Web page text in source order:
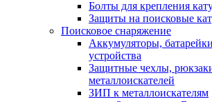
Болты для крепления
Защиты на поисковые
Поисковое снаряжение
Аккумуляторы,
устройства
Защитные чехлы,
металлоискателей
ЗИП к металлоискателям